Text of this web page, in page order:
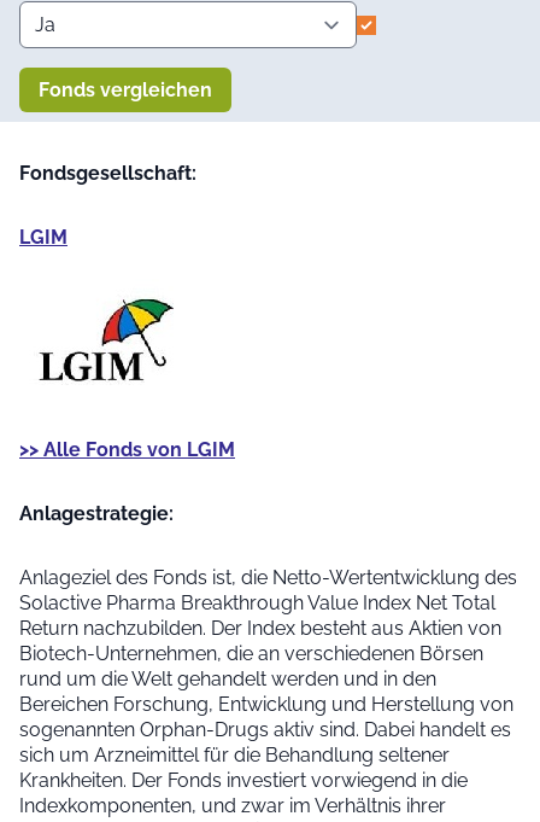
Fonds vergleichen
Fondsgesellschaft:
LGIM
>> Alle Fonds von LGIM
Anlage­strategie:
Anlageziel des Fonds ist, die Netto-Wertentwicklung des
Solactive Pharma Breakthrough Value Index Net Total
Return nachzubilden. Der Index besteht aus Aktien von
Biotech-Unternehmen, die an verschiedenen Börsen
rund um die Welt gehandelt werden und in den
Bereichen Forschung, Entwicklung und Herstellung von
sogenannten Orphan-Drugs aktiv sind. Dabei handelt es
sich um Arzneimittel für die Behandlung seltener
Krankheiten. Der Fonds investiert vorwiegend in die
Indexkomponenten, und zwar im Verhältnis ihrer